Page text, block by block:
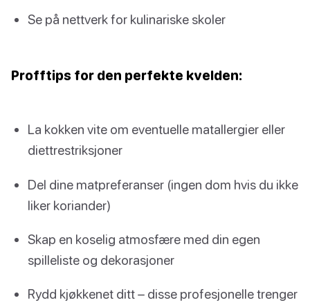
Se på nettverk for kulinariske skoler
Profftips for den perfekte kvelden:
La kokken vite om eventuelle matallergier eller
diettrestriksjoner
Del dine matpreferanser (ingen dom hvis du ikke
liker koriander)
Skap en koselig atmosfære med din egen
spilleliste og dekorasjoner
Rydd kjøkkenet ditt – disse profesjonelle trenger